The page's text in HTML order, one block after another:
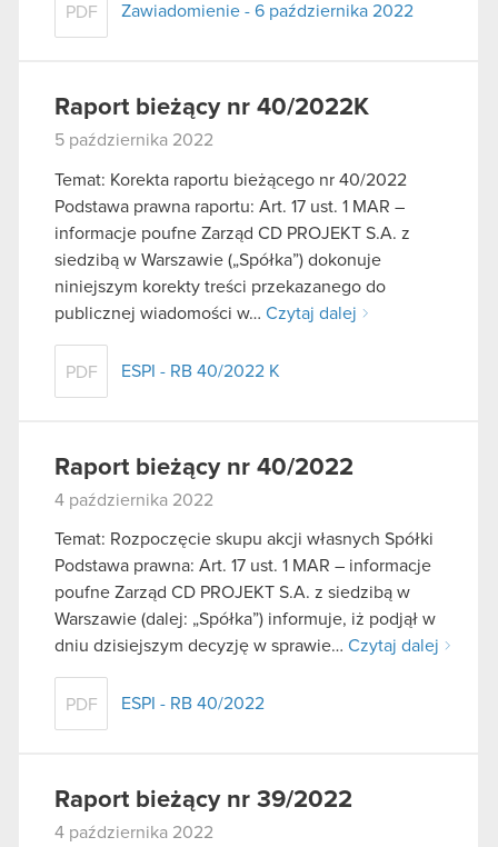
PDF Zawiadomienie - 6 października 2022
Raport bieżący nr 40/2022K
5 października 2022
Temat: Korekta raportu bieżącego nr 40/2022
Podstawa prawna raportu: Art. 17 ust. 1 MAR –
informacje poufne Zarząd CD PROJEKT S.A. z
siedzibą w Warszawie („Spółka”) dokonuje
niniejszym korekty treści przekazanego do
publicznej wiadomości w… Czytaj dalej
PDF ESPI - RB 40/2022 K
Raport bieżący nr 40/2022
4 października 2022
Temat: Rozpoczęcie skupu akcji własnych Spółki
Podstawa prawna: Art. 17 ust. 1 MAR – informacje
poufne Zarząd CD PROJEKT S.A. z siedzibą w
Warszawie (dalej: „Spółka”) informuje, iż podjął w
dniu dzisiejszym decyzję w sprawie… Czytaj dalej
PDF ESPI - RB 40/2022
Raport bieżący nr 39/2022
4 października 2022